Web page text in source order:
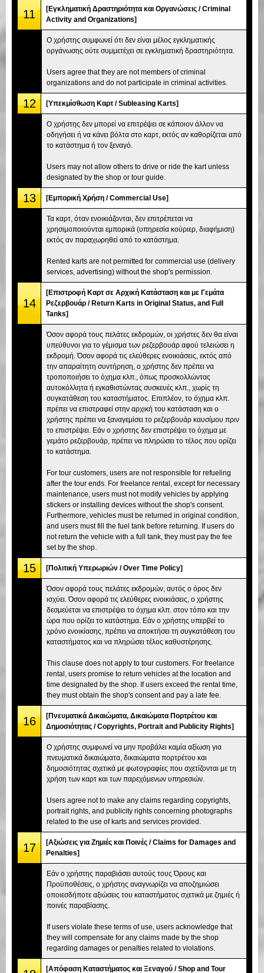
11
[Εγκληματική Δραστηριότητα και Οργανώσεις / Criminal
Activity and Organizations]
Ο χρήστης συμφωνεί ότι δεν είναι μέλος εγκληματικής
οργάνωσης ούτε συμμετέχει σε εγκληματική δραστηριότητα.
Users agree that they are not members of criminal
organizations and do not participate in criminal activities.
12 [Υπεκμίσθωση Καρτ / Subleasing Karts]
Ο χρήστης δεν μπορεί να επιτρέψει σε κάποιον άλλον να
οδηγήσει ή να κάνει βόλτα στο καρτ, εκτός αν καθορίζεται από
το κατάστημα ή τον ξεναγό.
Users may not allow others to drive or ride the kart unless
designated by the shop or tour guide.
13 [Εμπορική Χρήση / Commercial Use]
Τα καρτ, όταν ενοικιάζονται, δεν επιτρέπεται να
χρησιμοποιούνται εμπορικά (υπηρεσία κούριερ, διαφήμιση)
εκτός αν παραχωρηθεί από το κατάστημα.
Rented karts are not permitted for commercial use (delivery
services, advertising) without the shop's permission.
14
[Επιστροφή Καρτ σε Αρχική Κατάσταση και με Γεμάτα
Ρεζερβουάρ / Return Karts in Original Status, and Full
Tanks]
Όσον αφορά τους πελάτες εκδρομών, οι χρήστες δεν θα είναι
υπεύθυνοι για το γέμισμα των ρεζερβουάρ αφού τελειώσει η
εκδρομή. Όσον αφορά τις ελεύθερες ενοικιάσεις, εκτός από
την απαραίτητη συντήρηση, ο χρήστης δεν πρέπει να
τροποποιήσει το όχημα κλπ., όπως προσκολλώντας
αυτοκόλλητα ή εγκαθιστώντας συσκευές κλπ., χωρίς τη
συγκατάθεση του καταστήματος. Επιπλέον, το όχημα κλπ.
πρέπει να επιστραφεί στην αρχική του κατάσταση και ο
χρήστης πρέπει να ξαναγεμίσει το ρεζερβουάρ καυσίμου πριν
το επιστρέψει. Εάν ο χρήστης δεν επιστρέψει το όχημα με
γεμάτο ρεζερβουάρ, πρέπει να πληρώσει το τέλος που ορίζει
το κατάστημα.
For tour customers, users are not responsible for refueling
after the tour ends. For freelance rental, except for necessary
maintenance, users must not modify vehicles by applying
stickers or installing devices without the shop's consent.
Furthermore, vehicles must be returned in original condition,
and users must fill the fuel tank before returning. If users do
not return the vehicle with a full tank, they must pay the fee
set by the shop.
15 [Πολιτική Υπερωριών / Over Time Policy]
Όσον αφορά τους πελάτες εκδρομών, αυτός ο όρος δεν
ισχύει. Όσον αφορά τις ελεύθερες ενοικιάσεις, ο χρήστης
δεσμεύεται να επιστρέψει το όχημα κλπ. στον τόπο και την
ώρα που ορίζει το κατάστημα. Εάν ο χρήστης υπερβεί το
χρόνο ενοικίασης, πρέπει να αποκτήσει τη συγκατάθεση του
καταστήματος και να πληρώσει τέλος καθυστέρησης.
This clause does not apply to tour customers. For freelance
rental, users promise to return vehicles at the location and
time designated by the shop. If users exceed the rental time,
they must obtain the shop's consent and pay a late fee.
16
[Πνευματικά Δικαιώματα, Δικαιώματα Πορτρέτου και
Δημοσιότητας / Copyrights, Portrait and Publicity Rights]
Ο χρήστης συμφωνεί να μην προβάλει καμία αξίωση για
πνευματικά δικαιώματα, δικαιώματα πορτρέτου και
δημοσιότητας σχετικά με φωτογραφίες που σχετίζονται με τη
χρήση των καρτ και των παρεχόμενων υπηρεσιών.
Users agree not to make any claims regarding copyrights,
portrait rights, and publicity rights concerning photographs
related to the use of karts and services provided.
17
[Αξιώσεις για Ζημιές και Ποινές / Claims for Damages and
Penalties]
Εάν ο χρήστης παραβιάσει αυτούς τους Όρους και
Προϋποθέσεις, ο χρήστης αναγνωρίζει να αποζημιώσει
οποιεσδήποτε αξιώσεις του καταστήματος σχετικά με ζημιές ή
ποινές παραβίασης.
If users violate these terms of use, users acknowledge that
they will compensate for any claims made by the shop
regarding damages or penalties related to violations.
[Απόφαση Καταστήματος και Ξεναγού / Shop and Tour